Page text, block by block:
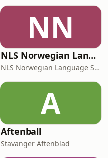
NN
NLS Norwegian Language Learning Podcast
NLS Norwegian Language School
A
Aftenball
Stavanger Aftenblad